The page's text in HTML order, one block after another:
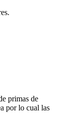
primas de
por lo cual las